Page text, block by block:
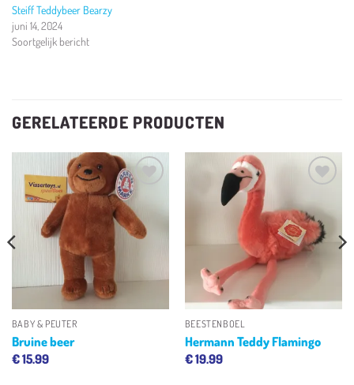
Steiff Teddybeer Bearzy
juni 14, 2024
Soortgelijk bericht
GERELATEERDE PRODUCTEN
Toevoegen
aan
verlanglijst
BABY & PEUTER
Bruine beer
€15.99
aan
verlanglijst
BEESTENBOEL
Hermann Teddy Flamingo
€19.99